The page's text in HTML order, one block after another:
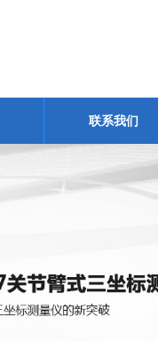
联系我们